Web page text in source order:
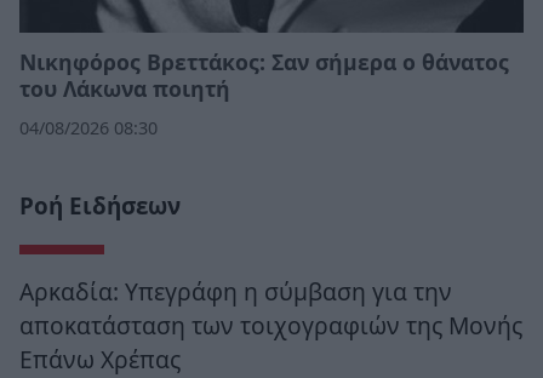
Νικηφόρος Βρεττάκος: Σαν σήμερα ο θάνατος
του Λάκωνα ποιητή
04/08/2026 08:30
Ροή Ειδήσεων
Αρκαδία: Υπεγράφη η σύμβαση για την
αποκατάσταση των τοιχογραφιών της Μονής
Επάνω Χρέπας